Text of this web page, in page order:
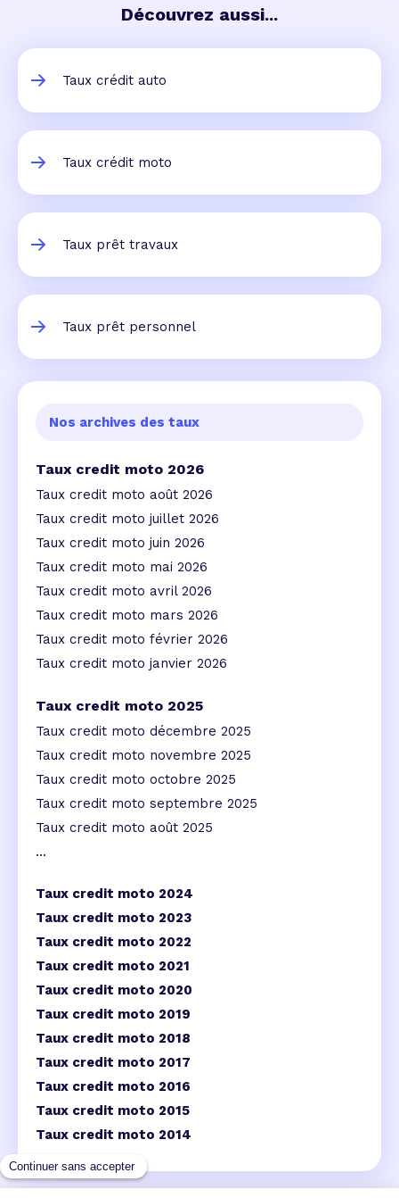
Découvrez aussi...
Taux crédit auto
Taux crédit moto
Taux prêt travaux
Taux prêt personnel
Nos archives des taux
Taux credit moto 2026
Taux credit moto août 2026
Taux credit moto juillet 2026
Taux credit moto juin 2026
Taux credit moto mai 2026
Taux credit moto avril 2026
Taux credit moto mars 2026
Taux credit moto février 2026
Taux credit moto janvier 2026
Taux credit moto 2025
Taux credit moto décembre 2025
Taux credit moto novembre 2025
Taux credit moto octobre 2025
Taux credit moto septembre 2025
Taux credit moto août 2025
...
Taux credit moto 2024
Taux credit moto 2023
Taux credit moto 2022
Taux credit moto 2021
Taux credit moto 2020
Taux credit moto 2019
Taux credit moto 2018
Taux credit moto 2017
Taux credit moto 2016
Taux credit moto 2015
Taux credit moto 2014